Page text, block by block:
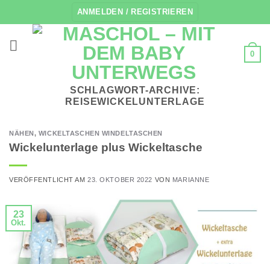
Inhalt
springen
ANMELDEN / REGISTRIEREN
0
SCHLAGWORT-ARCHIVE:
REISEWICKELUNTERLAGE
NÄHEN, WICKELTASCHEN WINDELTASCHEN
Wickelunterlage plus Wickeltasche
VERÖFFENTLICHT AM23. OKTOBER 2022 VON MARIANNE
23
Okt.